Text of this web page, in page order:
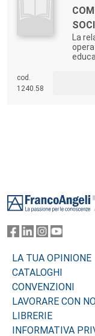
La
cod.
1240.58
LA TUA OPINIONE
CATALOGHI
CONVENZIONI
LAVORARE CON
LIBRERIE
INFORMATIVA